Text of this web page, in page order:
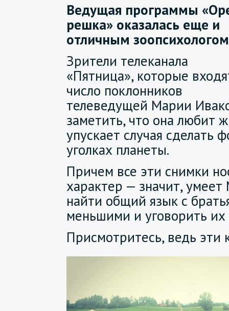
Ведущая программы
решка» оказалась еще и
отличным
Зрители телеканала
«Пятница», которые
число поклонников
телеведущей Марии
заметить, что она любит
упускает случая сделать
уголках планеты.
Причем все эти снимки
характер — значит,
найти общий язык с
меньшими и уговорить их
Присмотритесь, ведь эти